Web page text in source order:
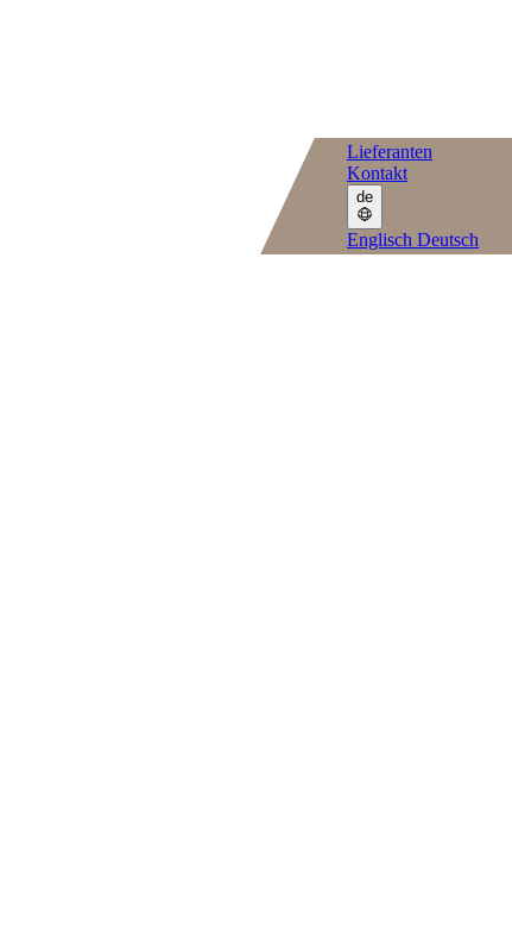
Lieferanten
Kontakt
de
Englisch Deutsch